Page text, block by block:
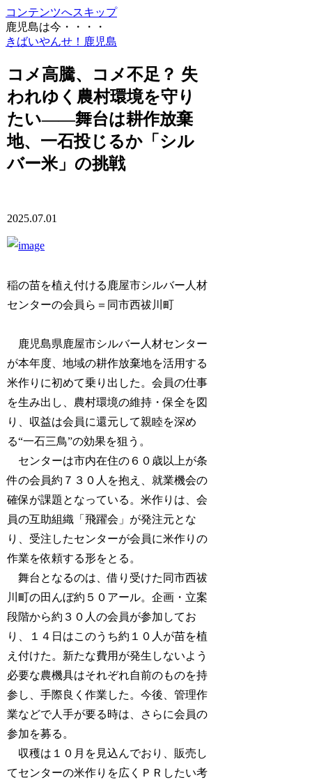
コンテンツへスキップ
鹿児島は今・・・・
きばいやんせ！鹿児島
コメ高騰、コメ不足？ 失
われゆく農村環境を守り
たい――舞台は耕作放棄
地、一石投じるか「シル
バー米」の挑戦
2025.07.01
稲の苗を植え付ける鹿屋市シルバー人材
センターの会員ら＝同市西祓川町
鹿児島県鹿屋市シルバー人材センター
が本年度、地域の耕作放棄地を活用する
米作りに初めて乗り出した。会員の仕事
を生み出し、農村環境の維持・保全を図
り、収益は会員に還元して親睦を深め
る“一石三鳥”の効果を狙う。
センターは市内在住の６０歳以上が条
件の会員約７３０人を抱え、就業機会の
確保が課題となっている。米作りは、会
員の互助組織「飛躍会」が発注元とな
り、受注したセンターが会員に米作りの
作業を依頼する形をとる。
舞台となるのは、借り受けた同市西祓
川町の田んぼ約５０アール。企画・立案
段階から約３０人の会員が参加してお
り、１４日はこのうち約１０人が苗を植
え付けた。新たな費用が発生しないよう
必要な農機具はそれぞれ自前のものを持
参し、手際良く作業した。今後、管理作
業などで人手が要る時は、さらに会員の
参加を募る。
収穫は１０月を見込んでおり、販売し
てセンターの米作りを広くＰＲしたい考